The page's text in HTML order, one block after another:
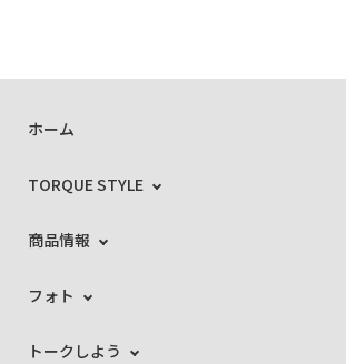
ホーム
TORQUE STYLE
商品情報
フォト
トークしよう